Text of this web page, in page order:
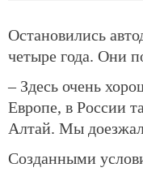
Остановились
четыре года. Они
– Здесь очень
Европе, в России
Алтай. Мы
Созданными